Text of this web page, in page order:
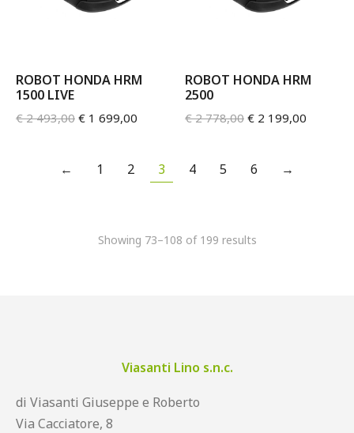
ROBOT HONDA HRM
1500 LIVE
€2 493,00 € 1 699,00
ROBOT HONDA HRM
2500
€2 778,00 € 2 199,00
← 1 2 3 4 5 6 →
Showing 73–108 of 199 results
Viasanti Lino s.n.c.
di Viasanti Giuseppe e Roberto
Via Cacciatore, 8